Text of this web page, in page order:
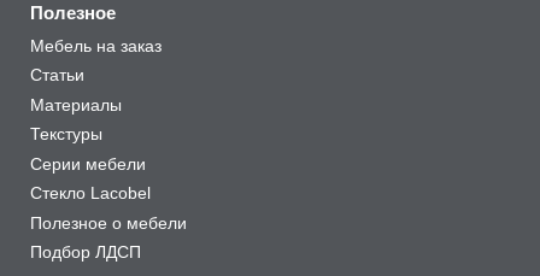
Полезное
Мебель на заказ
Статьи
Материалы
Текстуры
Серии мебели
Стекло Lacobel
Полезное о мебели
Подбор ЛДСП